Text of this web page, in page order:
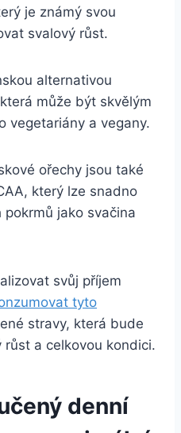
je známý svou
svalový růst.
alternativou
může být skvělým
vegetariány a vegany.
ořechy jsou také
který lze snadno
jako svačina
svůj příjem
tyto
stravy, která bude
a celkovou kondici.
denní